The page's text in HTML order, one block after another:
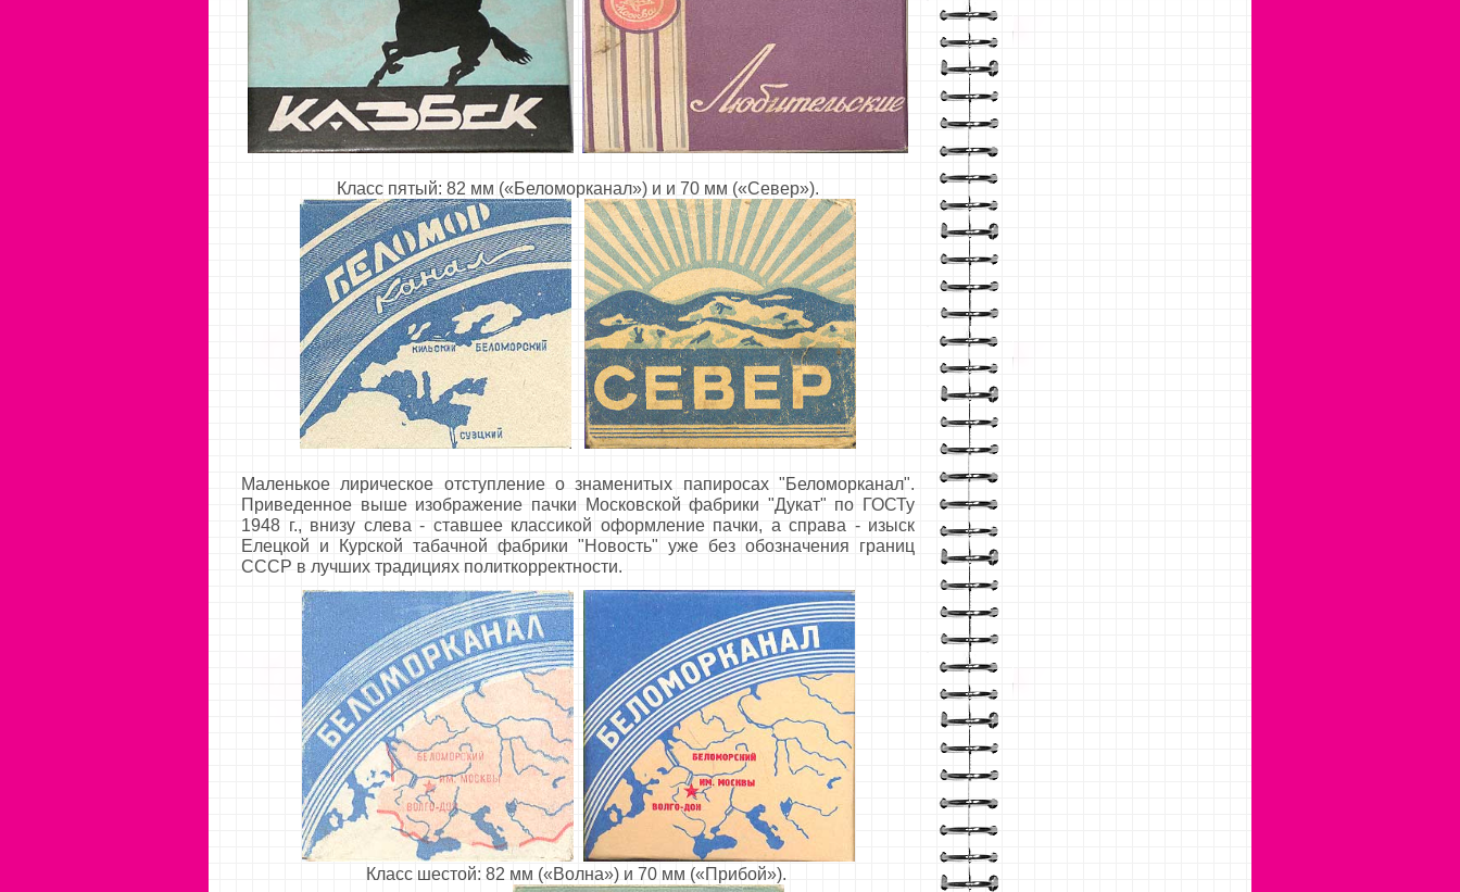
Класс пятый: 82 мм («Беломорканал») и и 70 мм («Север»).
Маленькое лирическое отступление о знаменитых папиросах "Беломорканал".
Приведенное выше изображение пачки Московской фабрики "Дукат" по ГОСТу
1948 г., внизу слева - ставшее классикой оформление пачки, а справа - изыск
Елецкой и Курской табачной фабрики "Новость" уже без обозначения границ
СССР в лучших традициях политкорректности.
Класс шестой: 82 мм («Волна») и 70 мм («Прибой»).